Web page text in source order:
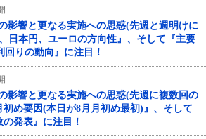
影響と更なる実施への思惑(先週と週明けに
日本円、ユーロの方向性』、そして『主要
りの動向』に注目！
影響と更なる実施への思惑(先週に複数回の
め要因(本日が8月月初め最初)』、そして
の発表』に注目！